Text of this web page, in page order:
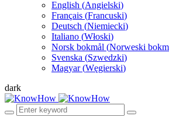
English (Angielski)
Français (Francuski)
Deutsch (Niemiecki)
Italiano (Włoski)
Norsk bokmål (Norweski
Svenska (Szwedzki)
Magyar(Węgierski)
dark